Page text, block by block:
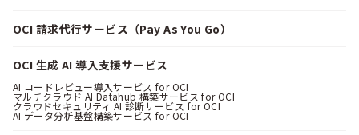
OCI 請求代行サービス（Pay As You Go）
OCI 生成 AI 導入支援サービス
AI コードレビュー導入サービス for OCI
マルチクラウド AI Datahub 構築サービス for OCI
クラウドセキュリティ AI 診断サービス for OCI
AI データ分析基盤構築サービス for OCI